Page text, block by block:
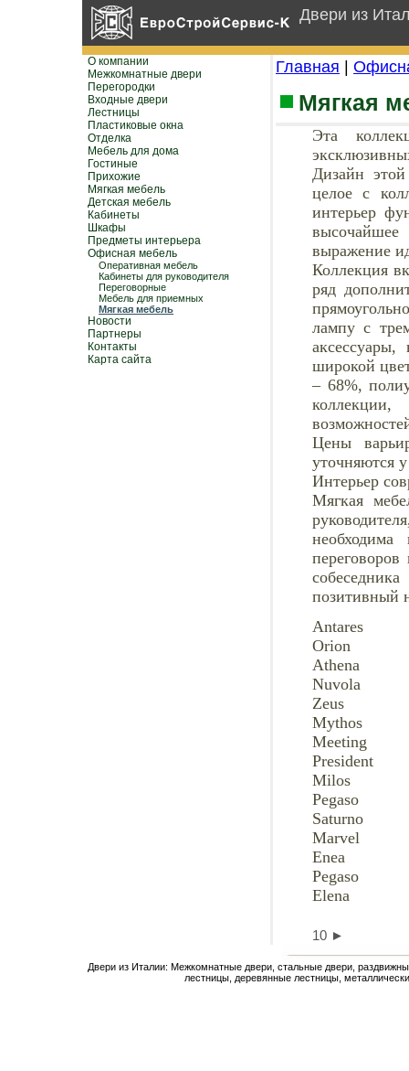
Двери из
О компании
Межкомнатные двери
Перегородки
Входные двери
Лестницы
Пластиковые окна
Отделка
Мебель для дома
Гостиные
Прихожие
Мягкая мебель
Детская мебель
Кабинеты
Шкафы
Предметы интерьера
Офисная мебель
Оперативная мебель
Кабинеты для руководителя
Переговорные
Мебель для приемных
Мягкая мебель
Новости
Партнеры
Контакты
Карта сайта
Главная
Мягкая
Эта
Дизайн этой
целое с
интерьер
выражение
Коллекция
ряд
лампу с
широкой
– 68%,
Цены
уточняются
Интерьер
Мягкая
позитивный
Antares
Orion
Athena
Nuvola
Zeus
Mythos
Meeting
President
Milos
Pegaso
Saturno
Marvel
Enea
Pegaso
Elena
10 ►
Двери из Италии: Межкомнатные двери, стальные двери,
лестницы, деревянные лестницы,